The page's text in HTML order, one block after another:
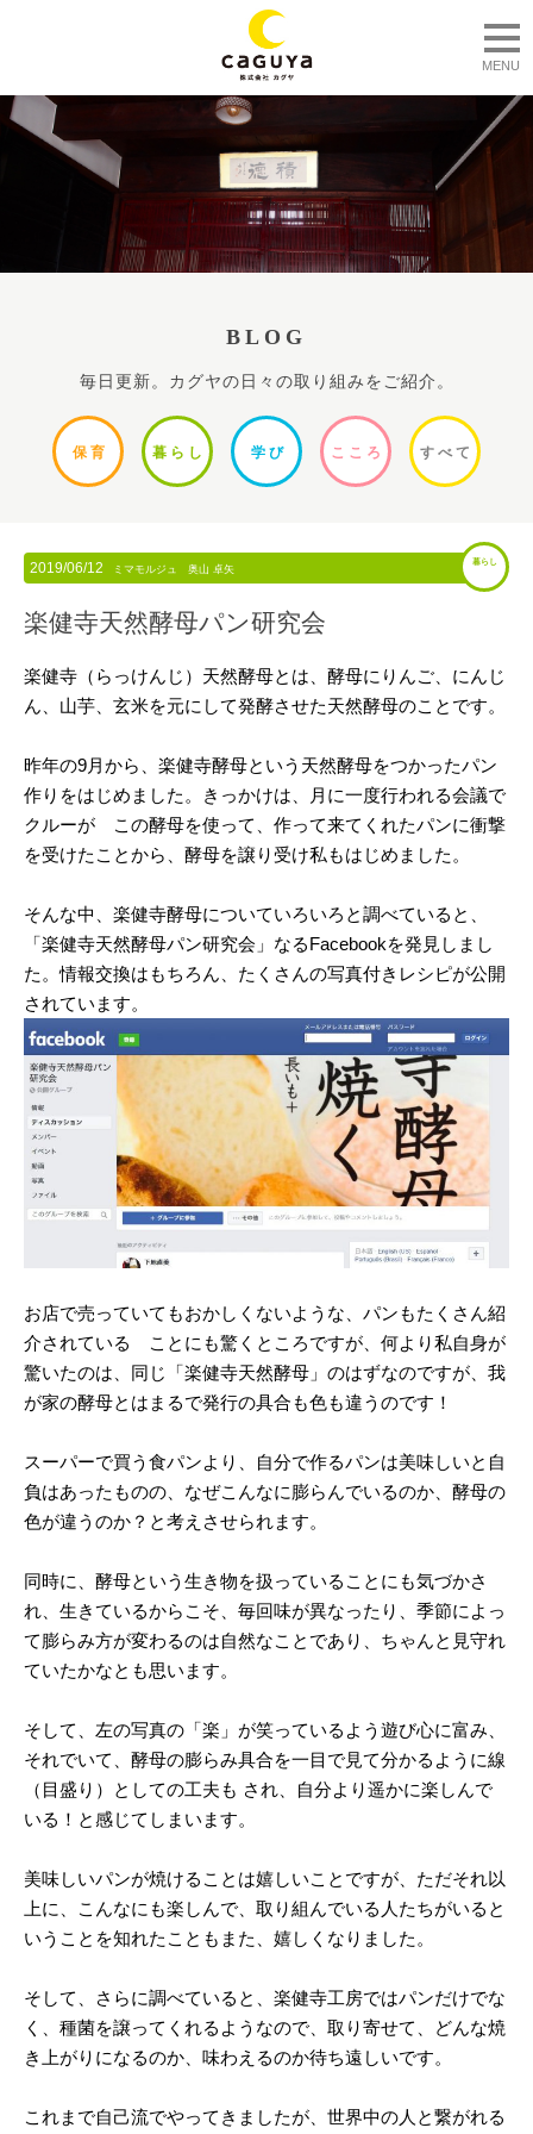
MENU
BLOG
毎日更新。カグヤの日々の取り組みをご紹介。
保 育 暮ら し 学 び ここ ろ すべて
2019/06/12 ミマモルジュ 奥山 卓矢
暮らし
楽健寺天然酵母パン研究会
楽健寺（らっけんじ）天然酵母とは、酵母にりんご、にんじ
ん、山芋、玄米を元にして発酵させた天然酵母のことです。
昨年の9月から、楽健寺酵母という天然酵母をつかったパン
作りをはじめました。きっかけは、月に一度行われる会議で
クルーが この酵母を使って、作って来てくれたパンに衝撃
を受けたことから、酵母を譲り受け私もはじめました。
そんな中、楽健寺酵母についていろいろと調べていると、
「楽健寺天然酵母パン研究会」なるFacebookを発見しまし
た。情報交換はもちろん、たくさんの写真付きレシピが公開
されています。
お店で売っていてもおかしくないような、パンもたくさん紹
介されている ことにも驚くところですが、何より私自身が
驚いたのは、同じ「楽健寺天然酵母」のはずなのですが、我
が家の酵母とはまるで発行の具合も色も違うのです！
スーパーで買う食パンより、自分で作るパンは美味しいと自
負はあったものの、なぜこんなに膨らんでいるのか、酵母の
色が違うのか？と考えさせられます。
同時に、酵母という生き物を扱っていることにも気づかさ
れ、生きているからこそ、毎回味が異なったり、季節によっ
て膨らみ方が変わるのは自然なことであり、ちゃんと見守れ
ていたかなとも思います。
そして、左の写真の「楽」が笑っているよう遊び心に富み、
それでいて、酵母の膨らみ具合を一目で見て分かるように線
（目盛り）としての工夫も され、自分より遥かに楽しんで
いる！と感じてしまいます。
美味しいパンが焼けることは嬉しいことですが、ただそれ以
上に、こんなにも楽しんで、取り組んでいる人たちがいると
いうことを知れたこともまた、嬉しくなりました。
そして、さらに調べていると、楽健寺工房ではパンだけでな
く、種菌を譲ってくれるようなので、取り寄せて、どんな焼
き上がりになるのか、味わえるのか待ち遠しいです。
これまで自己流でやってきましたが、世界中の人と繋がれる